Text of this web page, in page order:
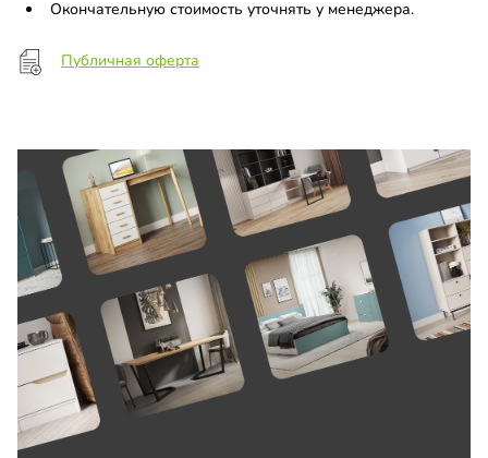
Окончательную стоимость уточнять у менеджера.
Публичная оферта